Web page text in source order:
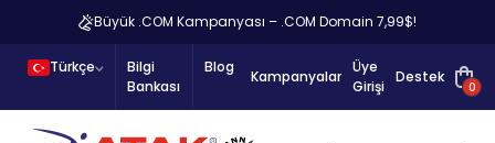
Büyük .COM Kampanyası – .COM Domain 7,99$!
Türkçe
Bilgi
Bankası
Blog
Kampanyalar
Üye
Girişi
Destek
0